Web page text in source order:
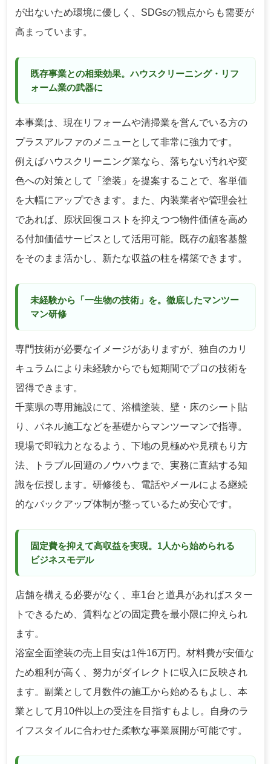
が出ないため環境に優しく、SDGsの観点からも需要が
高まっています。
既存事業との相乗効果。ハウスクリーニング・リフ
ォーム業の武器に
本事業は、現在リフォームや清掃業を営んでいる方の
プラスアルファのメニューとして非常に強力です。
例えばハウスクリーニング業なら、落ちない汚れや変
色への対策として「塗装」を提案することで、客単価
を大幅にアップできます。また、内装業者や管理会社
であれば、原状回復コストを抑えつつ物件価値を高め
る付加価値サービスとして活用可能。既存の顧客基盤
をそのまま活かし、新たな収益の柱を構築できます。
未経験から「一生物の技術」を。徹底したマンツー
マン研修
専門技術が必要なイメージがありますが、独自のカリ
キュラムにより未経験からでも短期間でプロの技術を
習得できます。
千葉県の専用施設にて、浴槽塗装、壁・床のシート貼
り、パネル施工などを基礎からマンツーマンで指導。
現場で即戦力となるよう、下地の見極めや見積もり方
法、トラブル回避のノウハウまで、実務に直結する知
識を伝授します。研修後も、電話やメールによる継続
的なバックアップ体制が整っているため安心です。
固定費を抑えて高収益を実現。1人から始められる
ビジネスモデル
店舗を構える必要がなく、車1台と道具があればスター
トできるため、賃料などの固定費を最小限に抑えられ
ます。
浴室全面塗装の売上目安は1件16万円。材料費が安価な
ため粗利が高く、努力がダイレクトに収入に反映され
ます。副業として月数件の施工から始めるもよし、本
業として月10件以上の受注を目指すもよし。自身のラ
イフスタイルに合わせた柔軟な事業展開が可能です。